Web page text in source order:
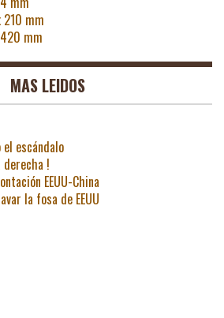
210 mm
mm
MAS LEIDOS
escándalo
derecha !
EEUU-China
la fosa de EEUU